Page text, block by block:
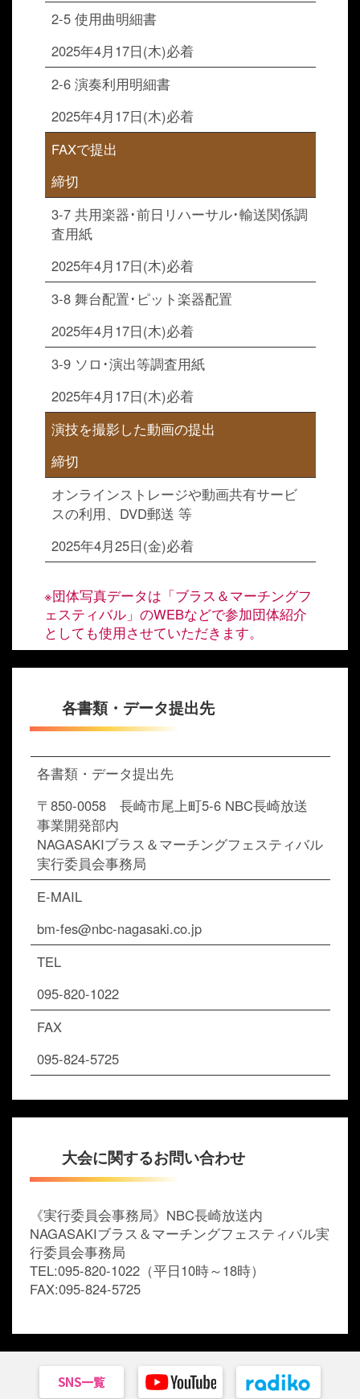
2-5 使用曲明細書
2025年4月17日(木)必着
2-6 演奏利用明細書
2025年4月17日(木)必着
FAXで提出
締切
3-7 共用楽器･前日リハーサル･輸送関係調
査用紙
2025年4月17日(木)必着
3-8 舞台配置･ピット楽器配置
2025年4月17日(木)必着
3-9 ソロ･演出等調査用紙
2025年4月17日(木)必着
演技を撮影した動画の提出
締切
オンラインストレージや動画共有サービ
スの利用、DVD郵送 等
2025年4月25日(金)必着
※団体写真データは「ブラス＆マーチングフ
ェスティバル」のWEBなどで参加団体紹介
としても使用させていただきます。
各書類・データ提出先
各書類・データ提出先
〒850-0058 長崎市尾上町5-6 NBC長崎放送
事業開発部内
NAGASAKIブラス＆マーチングフェスティバル
実行委員会事務局
E-MAIL
bm-fes@nbc-nagasaki.co.jp
TEL
095-820-1022
FAX
095-824-5725
大会に関するお問い合わせ
《実行委員会事務局》NBC長崎放送内
NAGASAKIブラス＆マーチングフェスティバル実
行委員会事務局
TEL:095-820-1022（平日10時～18時）
FAX:095-824-5725